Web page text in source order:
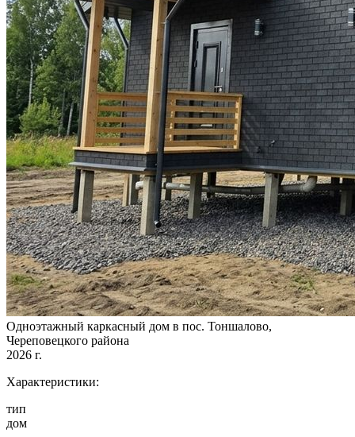
Одноэтажный каркасный дом в пос. Тоншалово,
Череповецкого района
2026 г.
Характеристики:
тип
дом